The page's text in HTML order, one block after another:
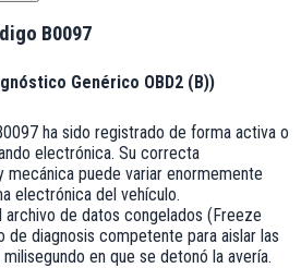
B0097
Genérico OBD2 (B))
ha sido registrado de forma activa o
electrónica. Su correcta
puede variar enormemente
electrónica del vehículo.
de datos congelados (Freeze
de diagnosis competente para aislar las
en que se detonó la avería.